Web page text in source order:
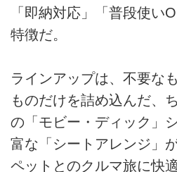
「即納対応」「普段使い
特徴だ。
ラインアップは、不要な
ものだけを詰め込んだ、
の「モビー・ディック」
富な「シートアレンジ」
ペットとのクルマ旅に快